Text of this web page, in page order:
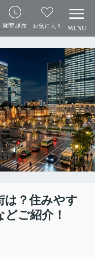
閲覧履歴 お気に入り
は？住みやす
ご紹介！